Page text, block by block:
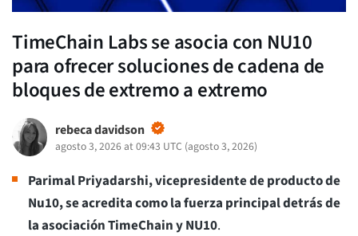
TimeChain Labs se asocia con NU10
para ofrecer soluciones de cadena de
bloques de extremo a extremo
rebeca davidson
agosto 3, 2026 at 09:43 UTC (agosto 3, 2026)
Parimal Priyadarshi, vicepresidente de producto de
Nu10, se acredita como la fuerza principal detrás de
la asociación TimeChain y NU10.